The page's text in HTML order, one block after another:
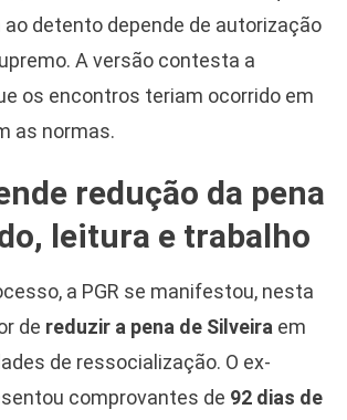
detento depende de autorização
A versão contesta a
os encontros teriam ocorrido em
as normas.
redução da pena
leitura e trabalho
a PGR se manifestou, nesta
de reduzir a pena de Silveira em
de ressocialização. O ex-
comprovantes de 92 dias de